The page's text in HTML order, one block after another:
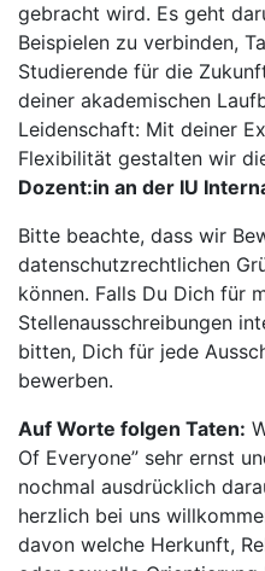
gebracht wird. Es geht
Beispielen zu verbinden,
Studierende für die
deiner akademischen
Leidenschaft: Mit deiner
Flexibilität gestalten wir
Dozent:in an der IU
Bitte beachte, dass wir
datenschutzrechtlichen
können. Falls Du Dich für
Stellenausschreibungen
bitten, Dich für jede
bewerben.
Auf Worte folgen Taten:
Of Everyone” sehr ernst
nochmal ausdrücklich
herzlich bei uns
davon welche Herkunft,